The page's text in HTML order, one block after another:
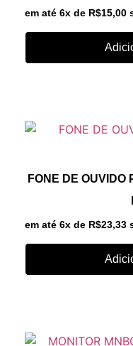
em até 6x de R$15,00
FONE DE OUVIDO
em até 6x de R$23,33